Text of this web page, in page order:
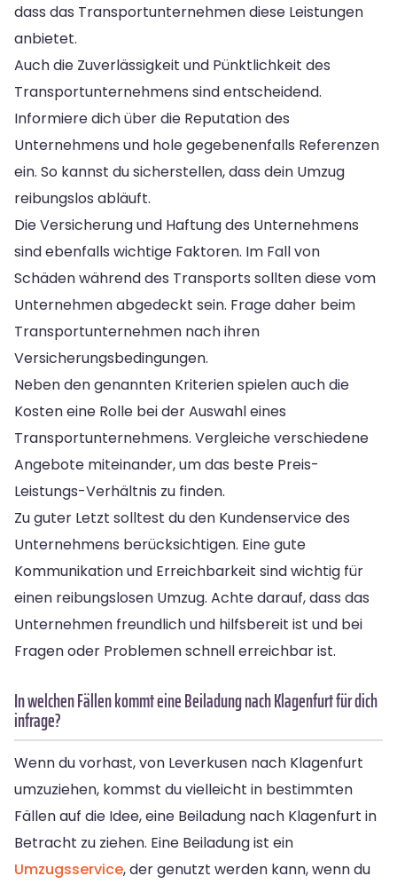
dass das Transportunternehmen diese Leistungen
anbietet.
Auch die Zuverlässigkeit und Pünktlichkeit des
Transportunternehmens sind entscheidend.
Informiere dich über die Reputation des
Unternehmens und hole gegebenenfalls Referenzen
ein. So kannst du sicherstellen, dass dein Umzug
reibungslos abläuft.
Die Versicherung und Haftung des Unternehmens
sind ebenfalls wichtige Faktoren. Im Fall von
Schäden während des Transports sollten diese vom
Unternehmen abgedeckt sein. Frage daher beim
Transportunternehmen nach ihren
Versicherungsbedingungen.
Neben den genannten Kriterien spielen auch die
Kosten eine Rolle bei der Auswahl eines
Transportunternehmens. Vergleiche verschiedene
Angebote miteinander, um das beste Preis-
Leistungs-Verhältnis zu finden.
Zu guter Letzt solltest du den Kundenservice des
Unternehmens berücksichtigen. Eine gute
Kommunikation und Erreichbarkeit sind wichtig für
einen reibungslosen Umzug. Achte darauf, dass das
Unternehmen freundlich und hilfsbereit ist und bei
Fragen oder Problemen schnell erreichbar ist.
In welchen Fällen kommt eine Beiladung nach Klagenfurt für dich
infrage?
Wenn du vorhast, von Leverkusen nach Klagenfurt
umzuziehen, kommst du vielleicht in bestimmten
Fällen auf die Idee, eine Beiladung nach Klagenfurt in
Betracht zu ziehen. Eine Beiladung ist ein
Umzugsservice, der genutzt werden kann, wenn du